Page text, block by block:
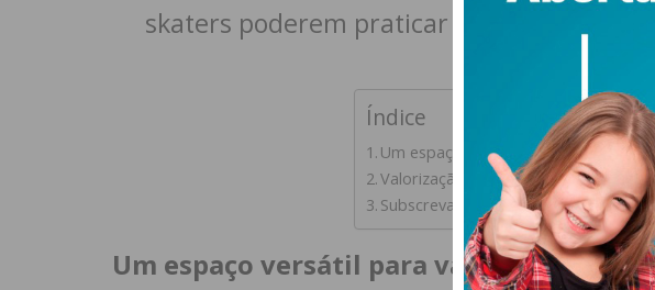
skaters poderem praticar em segurança”.
Índice
Um espaço versátil para várias
Valorização do espaço público
Subscreva a newsletter do Imediato
Um espaço versátil para várias